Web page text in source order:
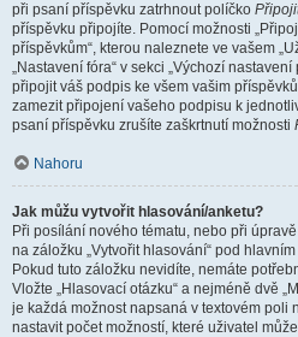
při psaní příspěvku zatrhnout políčko
příspěvku připojíte. Pomocí možnosti
příspěvkům“, kterou naleznete ve vašem
„Nastavení fóra“ v sekci „Výchozí
připojit váš podpis ke všem vašim
zamezit připojení vašeho podpisu k
psaní příspěvku zrušíte zaškrtnutí možnosti
Nahoru
Jak můžu vytvořit hlasování/anketu?
Při posílání nového tématu, nebo při
na záložku „Vytvořit hlasování“ pod
Pokud tuto záložku nevidíte, nemáte
Vložte „Hlasovací otázku“ a nejméně dvě
je každá možnost napsaná v textovém poli
nastavit počet možností, které uživatel